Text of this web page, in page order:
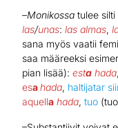
–Monikossa tulee silti
las/unas: las almas,
sana myös vaatii
saa määreeksi
pian lisää): esta hada
esahada, haltijatar
aquella hada, tuo